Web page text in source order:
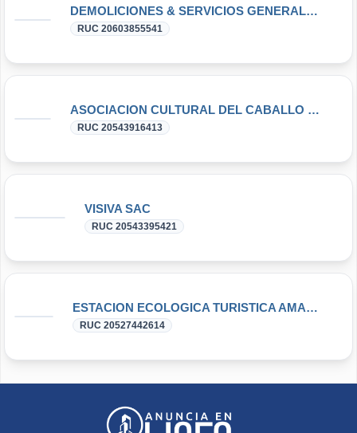
DEMOLICIONES & SERVICIOS GENERALES PUCHURI E.I.R.L.
RUC 20603855541
ASOCIACION CULTURAL DEL CABALLO PERUANO DE PASO
RUC 20543916413
VISIVA SAC
RUC 20543395421
ESTACION ECOLOGICA TURISTICA AMARU MAYO S.A.C.
RUC 20527442614